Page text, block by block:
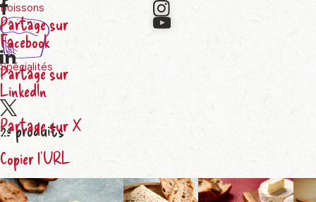
Boissons
Spécialités
28produits
Partage sur
Facebook
Partage sur
LinkedIn
Partage sur X
Copier l'URL